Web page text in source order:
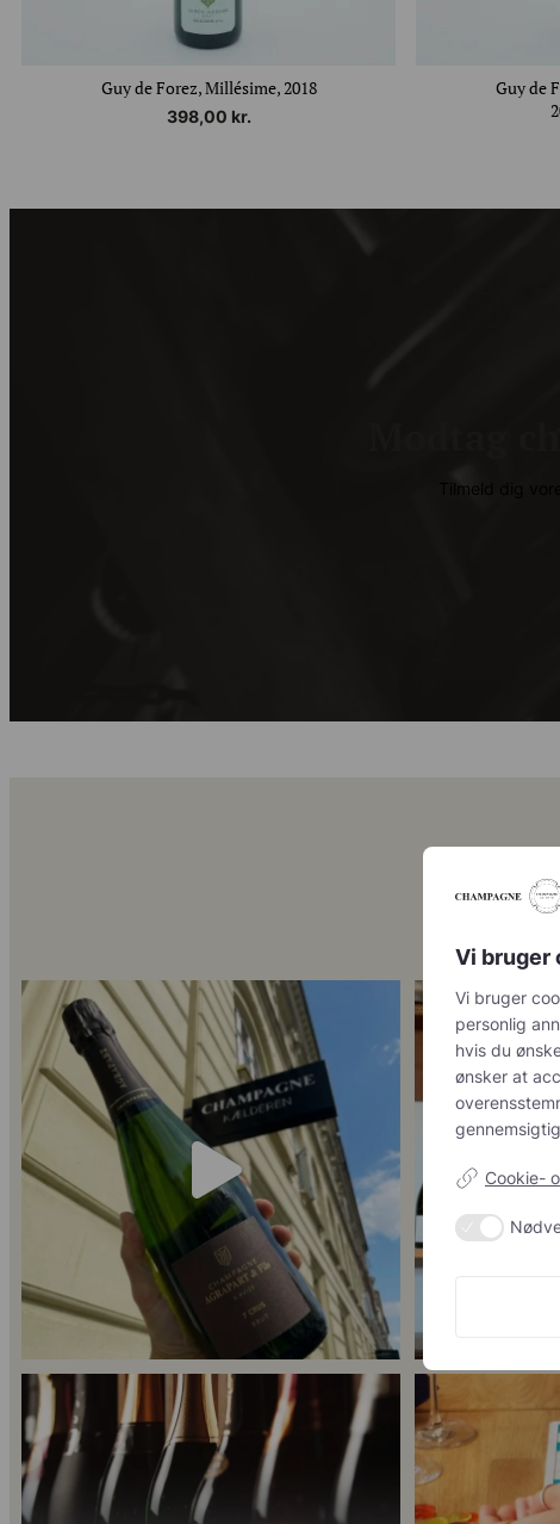
Guy de Forez, Millésime, 2018
398,00 kr.
Guy de
Modtag
Tilmeld dig
Kun 8 billetter tilbage til vores fredagssmagning
57 2
Mød Gaspard
Er du helt ny indenfor champagne, og gerne vil ... Kan man få for
Vi bruger
Vi bruger
annoncering
ønsker at
acceptere
kravene fra
kontrol over
Cookie-